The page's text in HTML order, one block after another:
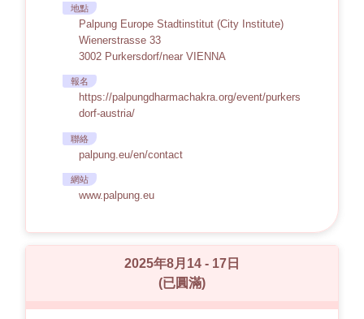
地點
Palpung Europe Stadtinstitut (City Institute)
Wienerstrasse 33
3002 Purkersdorf/near VIENNA
報名
https://palpungdharmachakra.org/event/purkers
dorf-austria/
聯絡
palpung.eu/en/contact
網站
www.palpung.eu
2025年8月14 - 17日
(已圓滿)